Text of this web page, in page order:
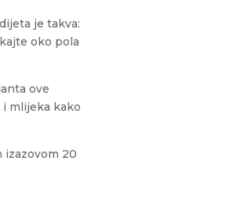
je takva:
oko pola
ove
mlijeka kako
izazovom 20